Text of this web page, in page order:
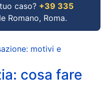
caso? +39 335
Romano, Roma.
motivi e
cosa fare